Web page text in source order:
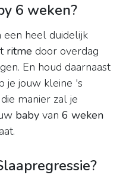
6 weken?
een heel duidelijk
ritme door overdag
En houd daarnaast
je jouw kleine 's
manier zal je
baby van 6 weken